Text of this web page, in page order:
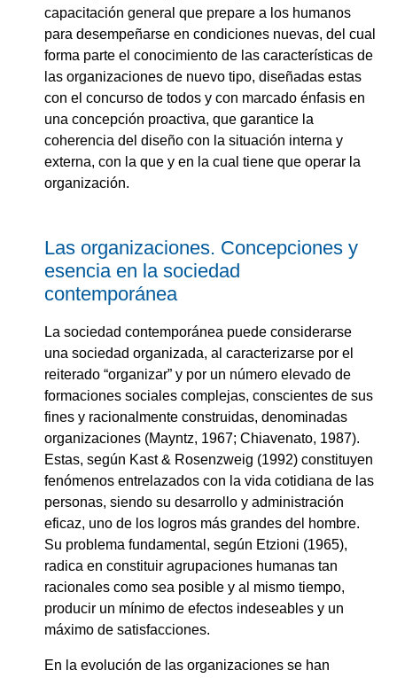
capacitación general que prepare a los humanos
para desempeñarse en condiciones nuevas, del cual
forma parte el conocimiento de las características de
las organizaciones de nuevo tipo, diseñadas estas
con el concurso de todos y con marcado énfasis en
una concepción proactiva, que garantice la
coherencia del diseño con la situación interna y
externa, con la que y en la cual tiene que operar la
organización.
Las organizaciones. Concepciones y
esencia en la sociedad
contemporánea
La sociedad contemporánea puede considerarse
una sociedad organizada, al caracterizarse por el
reiterado “organizar” y por un número elevado de
formaciones sociales complejas, conscientes de sus
fines y racionalmente construidas, denominadas
organizaciones (Mayntz, 1967; Chiavenato, 1987).
Estas, según Kast & Rosenzweig (1992) constituyen
fenómenos entrelazados con la vida cotidiana de las
personas, siendo su desarrollo y administración
eficaz, uno de los logros más grandes del hombre.
Su problema fundamental, según Etzioni (1965),
radica en constituir agrupaciones humanas tan
racionales como sea posible y al mismo tiempo,
producir un mínimo de efectos indeseables y un
máximo de satisfacciones.
En la evolución de las organizaciones se han